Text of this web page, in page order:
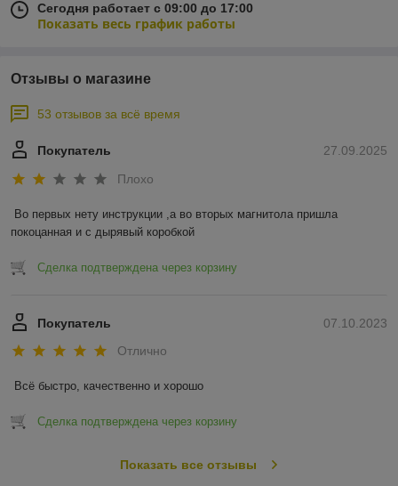
Сегодня работает с 09:00 до 17:00
Показать весь график работы
Отзывы о магазине
53 отзывов за всё время
27.09.2025
Покупатель
Плохо
Во первых нету инструкции ,а во вторых магнитола пришла
покоцанная и с дырявый коробкой
Сделка подтверждена через корзину
07.10.2023
Покупатель
Отлично
Всё быстро, качественно и хорошо
Сделка подтверждена через корзину
Показать все отзывы